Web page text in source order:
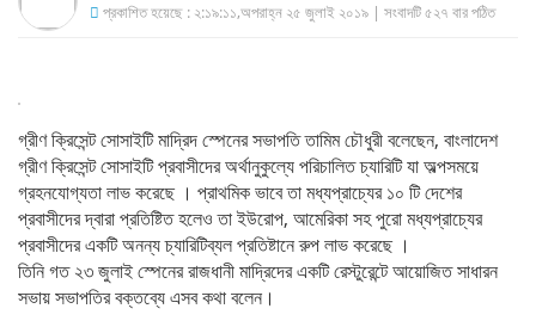
প্রকাশিত হয়েছে : ২:১৯:১১,অপরাহ্ন ২৫ জুলাই ২০১৯ | সংবাদটি ৫২৭ বার পঠিত
গ্রীণ ক্রিসেন্ট সোসাইটি মাদ্রিদ স্পেনের সভাপতি তামিম চৌধুরী বলেছেন, বাংলাদেশ
গ্রীণ ক্রিসেন্ট সোসাইটি প্রবাসীদের অর্থানুকুল্যে পরিচালিত চ্যারিটি যা অল্পসময়ে
গ্রহনযোগ্যতা লাভ করেছে । প্রাথমিক ভাবে তা মধ্যপ্রাচ্যের ১০ টি দেশের
প্রবাসীদের দ্বারা প্রতিষ্টিত হলেও তা ইউরোপ, আমেরিকা সহ পুরো মধ্যপ্রাচ্যের
প্রবাসীদের একটি অনন্য চ্যারিটিব্যল প্রতিষ্টানে রুপ লাভ করেছে ।
তিনি গত ২৩ জুলাই স্পেনের রাজধানী মাদ্রিদের একটি রেস্টুরেন্টে আয়োজিত সাধারন
সভায় সভাপতির বক্তব্যে এসব কথা বলেন।